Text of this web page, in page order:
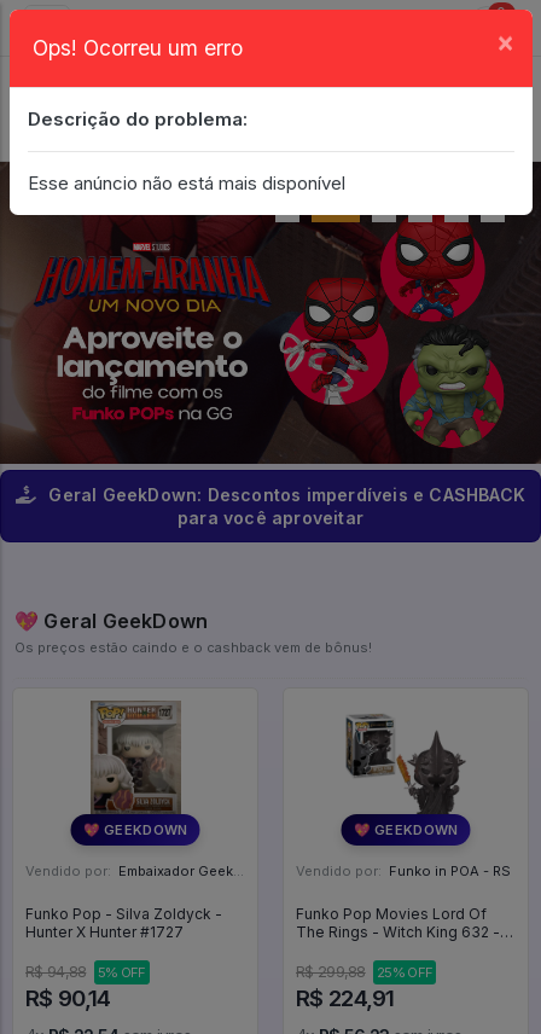
0
Geral GeekDown: Descontos imperdíveis e CASHBACK
para você aproveitar
💖 Geral GeekDown
Os preços estão caindo e o cashback vem de bônus!
💖 GEEKDOWN
Vendido por: Embaixador Geek - SP
Funko Pop - Silva Zoldyck -
Hunter X Hunter #1727
R$ 94,88 5% OFF
R$ 90,14
💖 GEEKDOWN
Vendido por: Funko in POA - RS
Funko Pop Movies Lord Of
The Rings - Witch King 632 -
Movies #632
R$ 299,88 25% OFF
R$ 224,91
Ops! Ocorreu um erro ×
Descrição do problema:
Esse anúncio não está mais disponível